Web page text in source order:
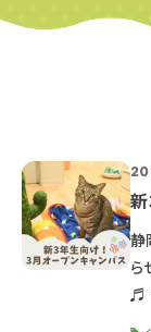
新
静
ら
♬